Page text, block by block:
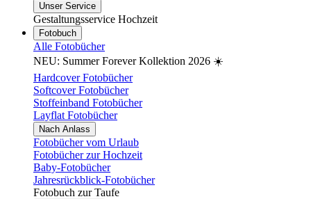
Unser Service
Gestaltungsservice Hochzeit
Fotobuch
Alle Fotobücher
NEU: Summer Forever Kollektion 2026 ☀️
Hardcover Fotobücher
Softcover Fotobücher
Stoffeinband Fotobücher
Layflat Fotobücher
Nach Anlass
Fotobücher vom Urlaub
Fotobücher zur Hochzeit
Baby-Fotobücher
Jahresrückblick-Fotobücher
Fotobuch zur Taufe